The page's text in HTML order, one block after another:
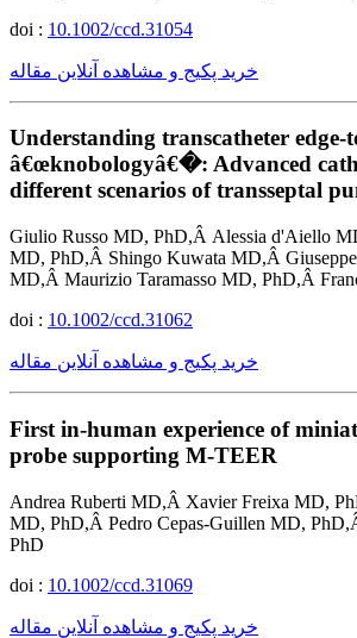
doi : 10.1002/ccd.31054
خرید پکیج و مشاهده آنلاین مقاله
Understanding transcatheter edge-
â€œknobologyâ€�: Advanced
different scenarios of transseptal
Giulio Russo MD, PhD,Â Alessia d'Aiello
MD, PhD,Â Shingo Kuwata MD,Â
MD,Â Maurizio Taramasso MD, PhD,Â
doi : 10.1002/ccd.31062
خرید پکیج و مشاهده آنلاین مقاله
First in-human experience of
probe supporting M-TEER
Andrea Ruberti MD,Â Xavier Freixa MD,
MD, PhD,Â Pedro Cepas-Guillen MD,
PhD
doi : 10.1002/ccd.31069
خرید پکیج و مشاهده آنلاین مقاله